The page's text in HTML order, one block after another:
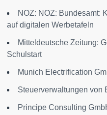
NOZ: NOZ: Bundesamt:
auf digitalen Werbetafeln
Mitteldeutsche Zeitung:
Schulstart
Munich Electrification
Steuerverwaltungen von
Principe Consulting